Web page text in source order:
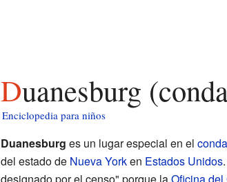
Duanesburg
Enciclopedia para niños
Duanesburg es un lugar especial en el
del estado de Nueva Yorken Estados Unidos